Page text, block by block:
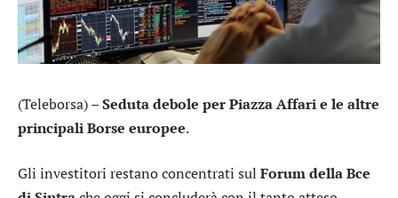
(Teleborsa) –Seduta debole per Piazza Affari e le altre
principali Borse europee.
Gli investitori restano concentrati sul Forum della Bce